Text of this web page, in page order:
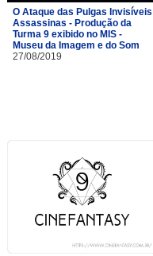
O Ataque das Pulgas Invisíveis
Assassinas - Produção da
Turma 9 exibido no MIS -
Museu da Imagem e do Som
27/08/2019